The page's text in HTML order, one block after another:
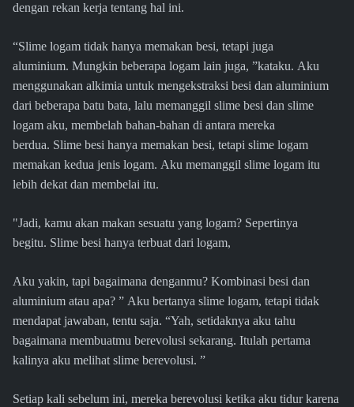
dengan rekan kerja tentang hal ini.
“Slime logam tidak hanya memakan besi, tetapi juga
aluminium. Mungkin beberapa logam lain juga, ”kataku. Aku
menggunakan alkimia untuk mengekstraksi besi dan aluminium
dari beberapa batu bata, lalu memanggil slime besi dan slime
logam aku, membelah bahan-bahan di antara mereka
berdua. Slime besi hanya memakan besi, tetapi slime logam
memakan kedua jenis logam. Aku memanggil slime logam itu
lebih dekat dan membelai itu.
"Jadi, kamu akan makan sesuatu yang logam? Sepertinya
begitu. Slime besi hanya terbuat dari logam,
Aku yakin, tapi bagaimana denganmu? Kombinasi besi dan
aluminium atau apa? ” Aku bertanya slime logam, tetapi tidak
mendapat jawaban, tentu saja. “Yah, setidaknya aku tahu
bagaimana membuatmu berevolusi sekarang. Itulah pertama
kalinya aku melihat slime berevolusi. ”
Setiap kali sebelum ini, mereka berevolusi ketika aku tidur karena